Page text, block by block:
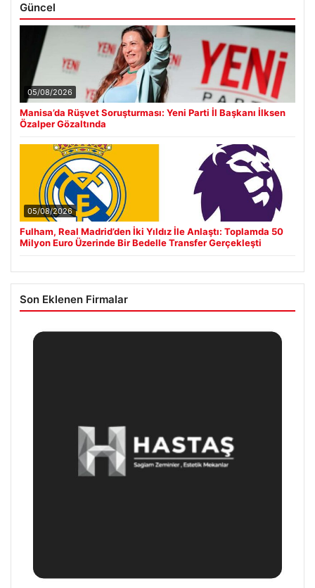
Güncel
05/08/2026
Manisa’da Rüşvet Soruşturması: Yeni Parti İl Başkanı İlksen
Özalper Gözaltında
05/08/2026
Fulham, Real Madrid’den İki Yıldız İle Anlaştı: Toplamda 50
Milyon Euro Üzerinde Bir Bedelle Transfer Gerçekleşti
Son Eklenen Firmalar